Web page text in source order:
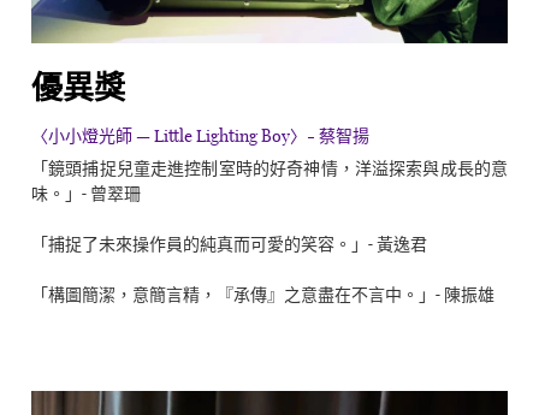
優異獎
〈小小燈光師 — Little Lighting Boy〉- 蔡智揚
「鏡頭捕捉兒童走進控制室時的好奇神情，洋溢探索與成長的意
味。」- 曾翠珊
「捕捉了未來操作員的純真而可愛的笑容。」- 黃逸君
「構圖簡潔，意簡言精，『承傳』之意盡在不言中。」- 陳振雄